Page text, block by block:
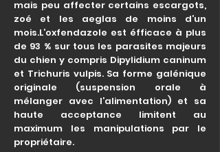
mais peu affecter certains escargots,
zoé et les aeglas de moins d’un
mois.L’oxfendazole est éfficace à plus
de 93 % sur tous les parasites majeurs
du chien y compris Dipylidium caninum
et Trichuris vulpis. Sa forme galénique
originale (suspension orale à
mélanger avec l’alimentation) et sa
haute acceptance limitent au
maximum les manipulations par le
propriétaire.